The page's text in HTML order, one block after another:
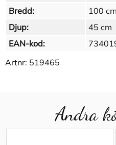
Bredd:
100 cm
Djup:
45 cm
EAN-kod:
Artnr: 519465
Andra